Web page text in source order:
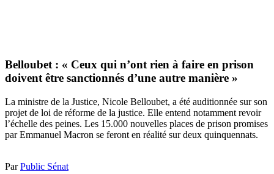
Belloubet : « Ceux qui n’ont rien à faire en prison
doivent être sanctionnés d’une autre manière »
La ministre de la Justice, Nicole Belloubet, a été auditionnée sur son
projet de loi de réforme de la justice. Elle entend notamment revoir
l’échelle des peines. Les 15.000 nouvelles places de prison promises
par Emmanuel Macron se feront en réalité sur deux quinquennats.
ParPublic Sénat